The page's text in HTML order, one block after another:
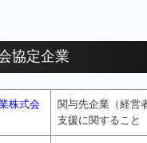
協定企業
株式会
関与先企業（経営
支援に関すること